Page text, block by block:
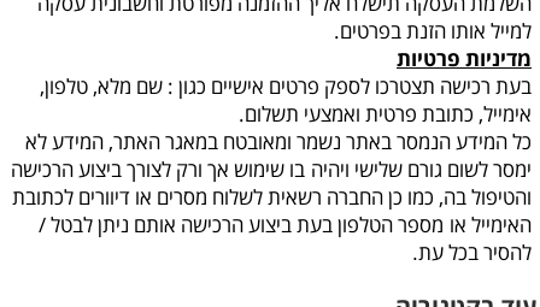
למייל אותו הזנת בפרטים.
מדיניות פרטיות
בעת רכישה תצטרכו לספק פרטים אישיים כגון : שם מלא, טלפון,
אימייל, כתובת פרטית ואמצעי תשלום.
כל המידע הנמסר באתר נשמר ומאובטח במאגר האתר, המידע לא
ימסר לשום גורם שלישי ויהיה בו שימוש אך ורק לצורך ביצוע הרכישה
והטיפול בה, כמו כן החברה רשאית לשלוח מסרים או דיוורים לכתובת
האימייל או מספר הטלפון בעת ביצוע הרכישה אותם ניתן לבטל /
להסיר בכל עת.